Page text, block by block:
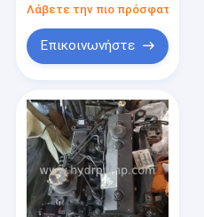
Λάβετε την πιο πρόσφατη τιμή
Επικοινωνήστε